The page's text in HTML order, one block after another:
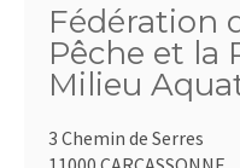
Fédération
Pêche et la
Milieu
3 Chemin de Serres